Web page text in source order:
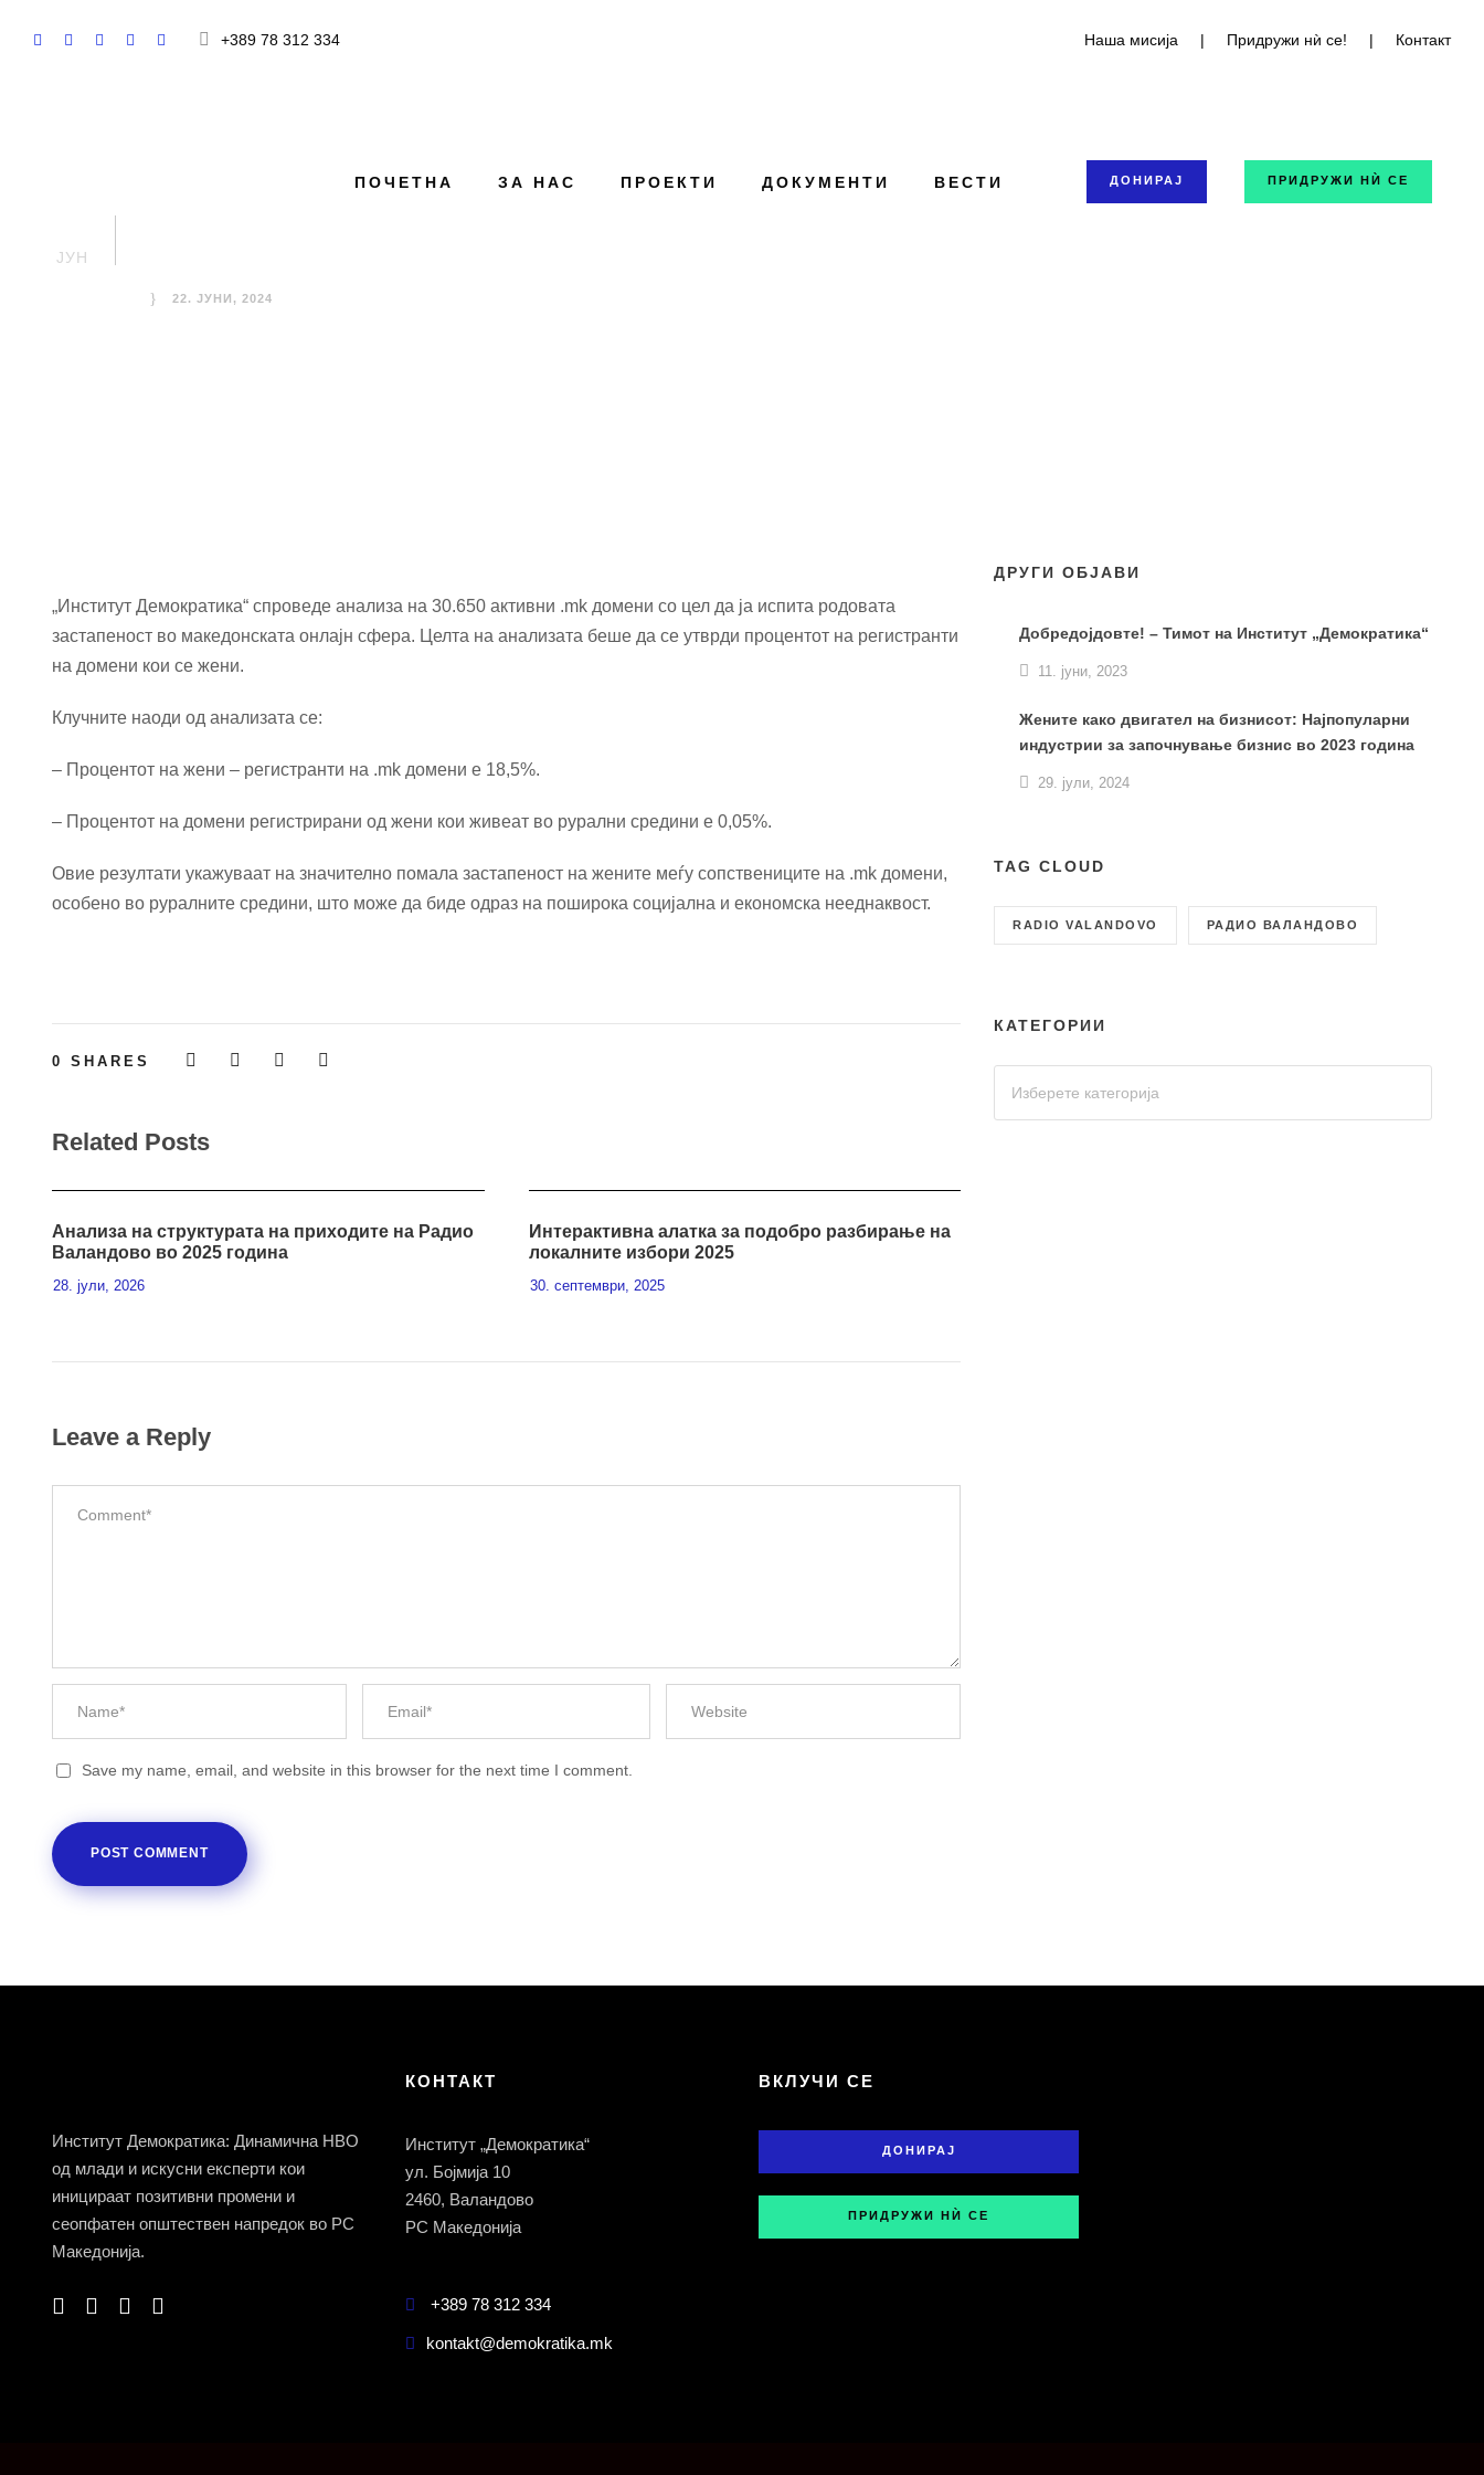
+389 78 312 334 Наша мисија | Придружи нѝ се! | Контакт
ПОЧЕТНА ЗА НАС ПРОЕКТИ ДОКУМЕНТИ ВЕСТИ ДОНИРАЈ ПРИДРУЖИ НЍ СЕ
ЈУН
22. ЈУНИ, 2024
„Институт Демократика“ спроведе анализа на 30.650 активни .mk домени со цел да ја испита родовата
застапеност во македонската онлајн сфера. Целта на анализата беше да се утврди процентот на регистранти
на домени кои се жени.
Клучните наоди од анализата се:
– Процентот на жени – регистранти на .mk домени е 18,5%.
– Процентот на домени регистрирани од жени кои живеат во рурални средини е 0,05%.
Овие резултати укажуваат на значително помала застапеност на жените меѓу сопствениците на .mk домени,
особено во руралните средини, што може да биде одраз на поширока социјална и економска нееднаквост.
0 SHARES
Related Posts
Анализа на структурата на приходите на Радио
Валандово во 2025 година
28. јули, 2026
Интерактивна алатка за подобро разбирање на
локалните избори 2025
30. септември, 2025
Leave a Reply
Save my name, email, and website in this browser for the next time I comment.
ДРУГИ ОБЈАВИ
Добредојдовте! – Тимот на Институт „Демократика“
11. јуни, 2023
Жените како двигател на бизнисот: Најпопуларни
индустрии за започнување бизнис во 2023 година
29. јули, 2024
TAG CLOUD
RADIO VALANDOVO РАДИО ВАЛАНДОВО
КАТЕГОРИИ
Институт Демократика: Динамична НВО
од млади и искусни експерти кои
иницираат позитивни промени и
сеопфатен општествен напредок во РС
Македонија.
КОНТАКТ
Институт „Демократика“
ул. Бојмија 10
2460, Валандово
РС Македонија
+389 78 312 334
kontakt@demokratika.mk
ВКЛУЧИ СЕ
ДОНИРАЈ
ПРИДРУЖИ НЍ СЕ